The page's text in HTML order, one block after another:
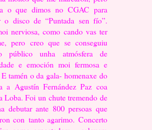
o que dimos noCGAC para
o disco de “Puntada sen fío”.
nerviosa, como cando vas ter
pero creo que se conseguiu
público unha atmósfera de
e emoción moi fermosa e
E tamén o da gala-homenaxe do
a Agustín Fernández Paz coa
Loba. Foi unchute tremendo de
debutar ante 800 persoas que
con tanto agarimo. Concerto